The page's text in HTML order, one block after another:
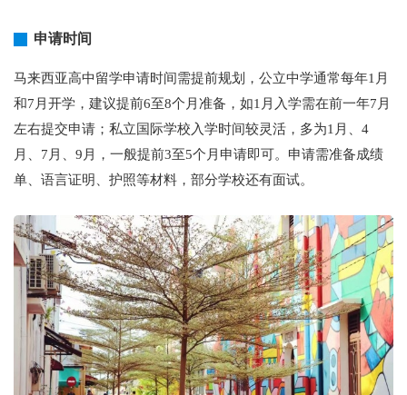
申请时间
马来西亚高中留学申请时间需提前规划，公立中学通常每年1月
和7月开学，建议提前6至8个月准备，如1月入学需在前一年7月
左右提交申请；私立国际学校入学时间较灵活，多为1月、4
月、7月、9月，一般提前3至5个月申请即可。申请需准备成绩
单、语言证明、护照等材料，部分学校还有面试。